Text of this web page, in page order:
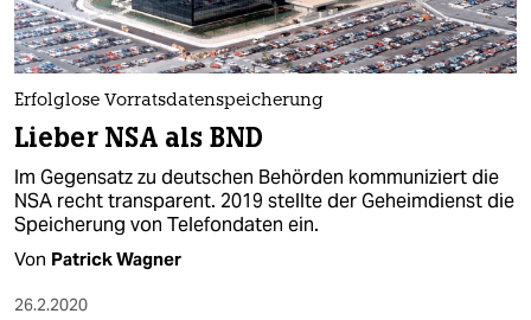
Erfolglose Vorratsdatenspeicherung
Lieber NSA als BND
Im Gegensatz zu deutschen Behörden kommuniziert die
NSA recht transparent. 2019 stellte der Geheimdienst die
Speicherung von Telefondaten ein.
Von Patrick Wagner
26.2.2020